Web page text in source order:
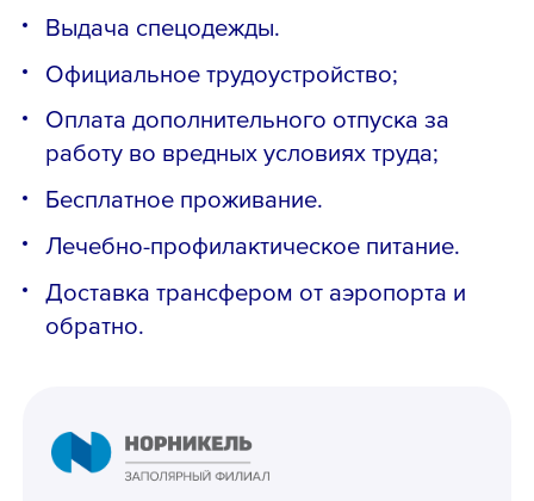
Выдача спецодежды.
Официальное трудоустройство;
Оплата дополнительного отпуска за
работу во вредных условиях труда;
Бесплатное проживание.
Лечебно-профилактическое питание.
Доставка трансфером от аэропорта и
обратно.